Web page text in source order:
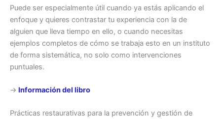
Puede ser especialmente útil cuando ya estás aplicando el
enfoque y quieres contrastar tu experiencia con la de
alguien que lleva tiempo en ello, o cuando necesitas
ejemplos completos de cómo se trabaja esto en un instituto
de forma sistemática, no solo como intervenciones
puntuales.
→ Información del libro
Prácticas restaurativas para la prevención y gestión de